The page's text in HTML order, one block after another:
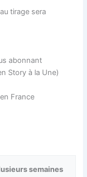
tirage sera
abonnant
Story à la Une)
France
semaines